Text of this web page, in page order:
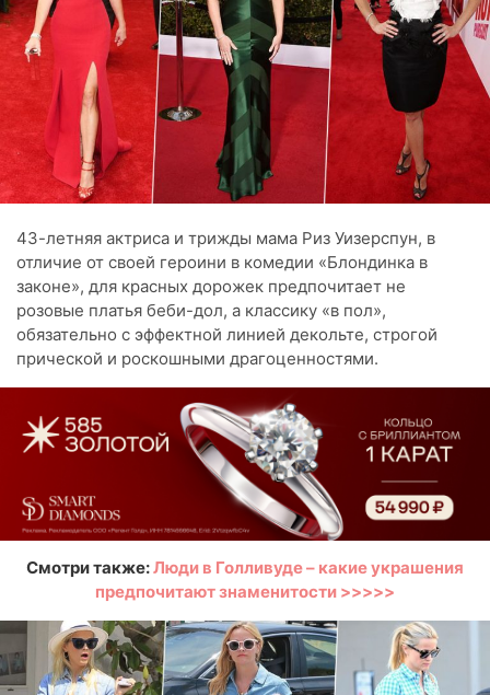
43-летняя актриса и трижды мама Риз Уизерспун, в
отличие от своей героини в комедии «Блондинка в
законе», для красных дорожек предпочитает не
розовые платья беби-дол, а классику «в пол»,
обязательно с эффектной линией декольте, строгой
прической и роскошными драгоценностями.
Смотри также:Люди в Голливуде – какие украшения
предпочитают знаменитости >>>>>